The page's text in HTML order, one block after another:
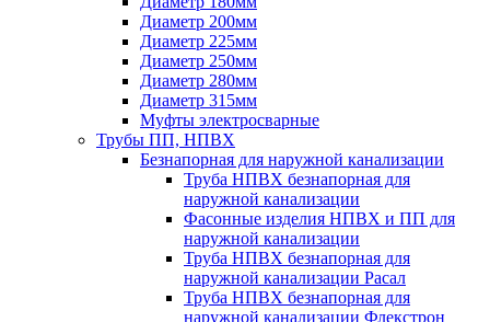
Диаметр 200мм
Диаметр 225мм
Диаметр 250мм
Диаметр 280мм
Диаметр 315мм
Муфты электросварные
Трубы ПП, НПВХ
Безнапорная для наружной канализации
Труба НПВХ безнапорная для
наружной канализации
Фасонные изделия НПВХ и ПП для
наружной канализации
Труба НПВХ безнапорная для
наружной канализации Расал
Труба НПВХ безнапорная для
наружной канализации Флекстрон